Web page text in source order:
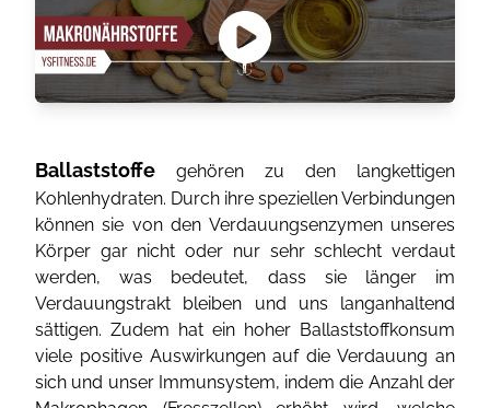
Ballaststoffe gehören zu den langkettigen
Kohlenhydraten. Durch ihre speziellen Verbindungen
können sie von den Verdauungsenzymen unseres
Körper gar nicht oder nur sehr schlecht verdaut
werden, was bedeutet, dass sie länger im
Verdauungstrakt bleiben und uns langanhaltend
sättigen. Zudem hat ein hoher Ballaststoffkonsum
viele positive Auswirkungen auf die Verdauung an
sich und unser Immunsystem, indem die Anzahl der